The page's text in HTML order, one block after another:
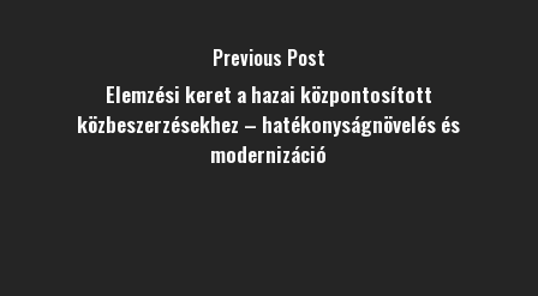
Previous Post
Elemzési keret a hazai központosított
közbeszerzésekhez – hatékonyságnövelés és
modernizáció